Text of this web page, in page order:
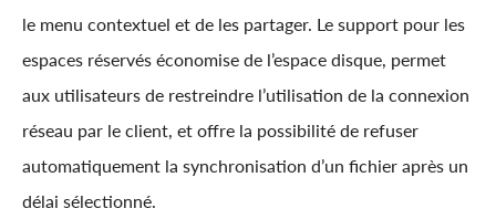
le menu contextuel et de les partager. Le support pour les
espaces réservés économise de l’espace disque, permet
aux utilisateurs de restreindre l’utilisation de la connexion
réseau par le client, et offre la possibilité de refuser
automatiquement la synchronisation d’un fichier après un
délai sélectionné.